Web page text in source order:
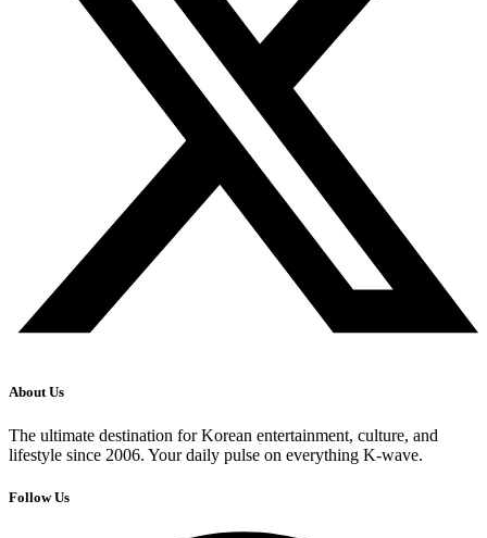
About Us
The ultimate destination for Korean entertainment, culture, and
lifestyle since 2006. Your daily pulse on everything K-wave.
Follow Us